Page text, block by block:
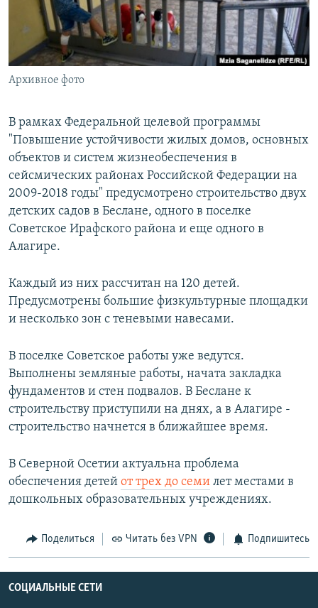
ПОДПИШИТЕСЬ НА РАССЫЛКУ
СОЦИАЛЬНЫЕ СЕТИ
Все сайты РСЕ/РС
Архивное фото
В рамках Федеральной целевой программы
"Повышение устойчивости жилых домов, основных
объектов и систем жизнеобеспечения в
сейсмических районах Российской Федерации на
2009-2018 годы" предусмотрено строительство двух
детских садов в Беслане, одного в поселке
Советское Ирафского района и еще одного в
Алагире.
Каждый из них рассчитан на 120 детей.
Предусмотрены большие физкультурные площадки
и несколько зон с теневыми навесами.
В поселке Советское работы уже ведутся.
Выполнены земляные работы, начата закладка
фундаментов и стен подвалов. В Беслане к
строительству приступили на днях, а в Алагире -
строительство начнется в ближайшее время.
В Северной Осетии актуальна проблема
обеспечения детей от трех до семи лет местами в
дошкольных образовательных учреждениях.
Поделиться Читать без VPN Подпишитесь
СОЦИАЛЬНЫЕ СЕТИ